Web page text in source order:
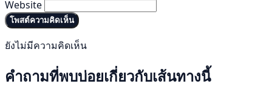
Website
โพสต์ความคิดเห็น
ยังไม่มีความคิดเห็น
คำถามที่พบบ่อยเกี่ยวกับเส้นทางนี้